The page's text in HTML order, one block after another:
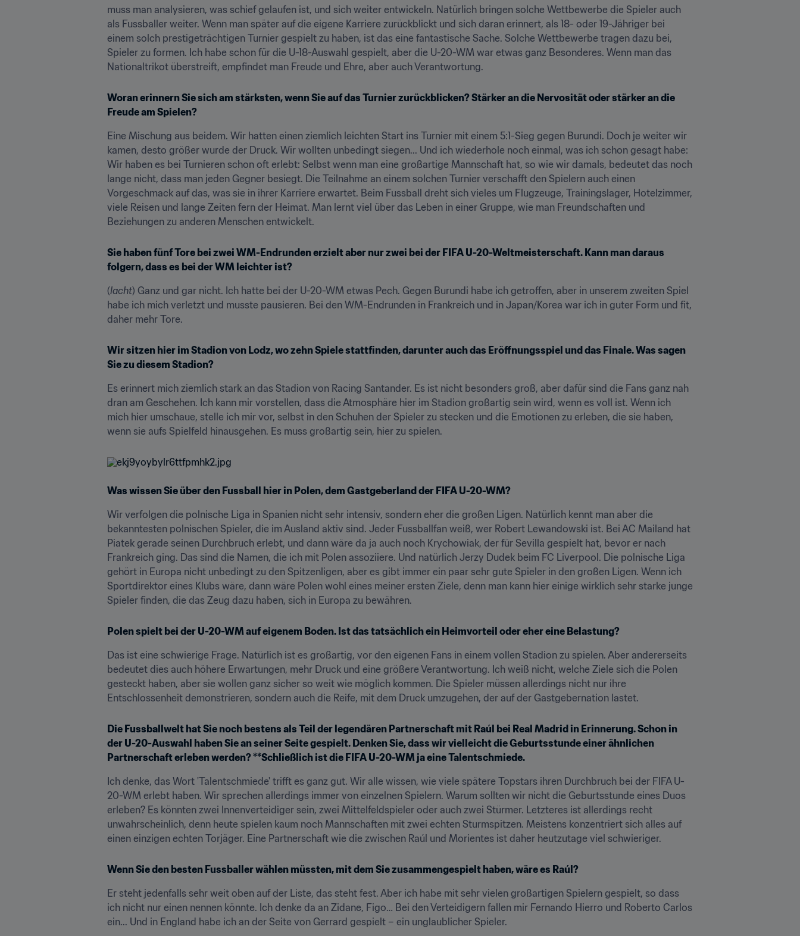
muss man analysieren, was schief gelaufen ist, und sich weiter entwickeln. Natürlich bringen solche Wettbewerbe die Spieler auch
als Fussballer weiter. Wenn man später auf die eigene Karriere zurückblickt und sich daran erinnert, als 18- oder 19-Jähriger bei
einem solch prestigeträchtigen Turnier gespielt zu haben, ist das eine fantastische Sache. Solche Wettbewerbe tragen dazu bei,
Spieler zu formen. Ich habe schon für die U-18-Auswahl gespielt, aber die U-20-WM war etwas ganz Besonderes. Wenn man das
Nationaltrikot überstreift, empfindet man Freude und Ehre, aber auch Verantwortung.
Woran erinnern Sie sich am stärksten, wenn Sie auf das Turnier zurückblicken? Stärker an die Nervosität oder stärker an die
Freude am Spielen?
Eine Mischung aus beidem. Wir hatten einen ziemlich leichten Start ins Turnier mit einem 5:1-Sieg gegen Burundi. Doch je weiter wir
kamen, desto größer wurde der Druck. Wir wollten unbedingt siegen... Und ich wiederhole noch einmal, was ich schon gesagt habe:
Wir haben es bei Turnieren schon oft erlebt: Selbst wenn man eine großartige Mannschaft hat, so wie wir damals, bedeutet das noch
lange nicht, dass man jeden Gegner besiegt. Die Teilnahme an einem solchen Turnier verschafft den Spielern auch einen
Vorgeschmack auf das, was sie in ihrer Karriere erwartet. Beim Fussball dreht sich vieles um Flugzeuge, Trainingslager, Hotelzimmer,
viele Reisen und lange Zeiten fern der Heimat. Man lernt viel über das Leben in einer Gruppe, wie man Freundschaften und
Beziehungen zu anderen Menschen entwickelt.
Sie haben fünf Tore bei zwei WM-Endrunden erzielt aber nur zwei bei der FIFA U-20-Weltmeisterschaft. Kann man daraus
folgern, dass es bei der WM leichter ist?
(lacht) Ganz und gar nicht. Ich hatte bei der U-20-WM etwas Pech. Gegen Burundi habe ich getroffen, aber in unserem zweiten Spiel
habe ich mich verletzt und musste pausieren. Bei den WM-Endrunden in Frankreich und in Japan/Korea war ich in guter Form und fit,
daher mehr Tore.
Wir sitzen hier im Stadion von Lodz, wo zehn Spiele stattfinden, darunter auch das Eröffnungsspiel und das Finale. Was sagen
Sie zu diesem Stadion?
Es erinnert mich ziemlich stark an das Stadion von Racing Santander. Es ist nicht besonders groß, aber dafür sind die Fans ganz nah
dran am Geschehen. Ich kann mir vorstellen, dass die Atmosphäre hier im Stadion großartig sein wird, wenn es voll ist. Wenn ich
mich hier umschaue, stelle ich mir vor, selbst in den Schuhen der Spieler zu stecken und die Emotionen zu erleben, die sie haben,
wenn sie aufs Spielfeld hinausgehen. Es muss großartig sein, hier zu spielen.
Was wissen Sie über den Fussball hier in Polen, dem Gastgeberland der FIFA U-20-WM?
Wir verfolgen die polnische Liga in Spanien nicht sehr intensiv, sondern eher die großen Ligen. Natürlich kennt man aber die
bekanntesten polnischen Spieler, die im Ausland aktiv sind. Jeder Fussballfan weiß, wer Robert Lewandowski ist. Bei AC Mailand hat
Piatek gerade seinen Durchbruch erlebt, und dann wäre da ja auch noch Krychowiak, der für Sevilla gespielt hat, bevor er nach
Frankreich ging. Das sind die Namen, die ich mit Polen assoziiere. Und natürlich Jerzy Dudek beim FC Liverpool. Die polnische Liga
gehört in Europa nicht unbedingt zu den Spitzenligen, aber es gibt immer ein paar sehr gute Spieler in den großen Ligen. Wenn ich
Sportdirektor eines Klubs wäre, dann wäre Polen wohl eines meiner ersten Ziele, denn man kann hier einige wirklich sehr starke junge
Spieler finden, die das Zeug dazu haben, sich in Europa zu bewähren.
Polen spielt bei der U-20-WM auf eigenem Boden. Ist das tatsächlich ein Heimvorteil oder eher eine Belastung?
Das ist eine schwierige Frage. Natürlich ist es großartig, vor den eigenen Fans in einem vollen Stadion zu spielen. Aber andererseits
bedeutet dies auch höhere Erwartungen, mehr Druck und eine größere Verantwortung. Ich weiß nicht, welche Ziele sich die Polen
gesteckt haben, aber sie wollen ganz sicher so weit wie möglich kommen. Die Spieler müssen allerdings nicht nur ihre
Entschlossenheit demonstrieren, sondern auch die Reife, mit dem Druck umzugehen, der auf der Gastgebernation lastet.
Die Fussballwelt hat Sie noch bestens als Teil der legendären Partnerschaft mit Raúl bei Real Madrid in Erinnerung. Schon in
der U-20-Auswahl haben Sie an seiner Seite gespielt. Denken Sie, dass wir vielleicht die Geburtsstunde einer ähnlichen
Partnerschaft erleben werden? **Schließlich ist die FIFA U-20-WM ja eine Talentschmiede.
Ich denke, das Wort 'Talentschmiede' trifft es ganz gut. Wir alle wissen, wie viele spätere Topstars ihren Durchbruch bei der FIFA U-
20-WM erlebt haben. Wir sprechen allerdings immer von einzelnen Spielern. Warum sollten wir nicht die Geburtsstunde eines Duos
erleben? Es könnten zwei Innenverteidiger sein, zwei Mittelfeldspieler oder auch zwei Stürmer. Letzteres ist allerdings recht
unwahrscheinlich, denn heute spielen kaum noch Mannschaften mit zwei echten Sturmspitzen. Meistens konzentriert sich alles auf
einen einzigen echten Torjäger. Eine Partnerschaft wie die zwischen Raúl und Morientes ist daher heutzutage viel schwieriger.
Wenn Sie den besten Fussballer wählen müssten, mit dem Sie zusammengespielt haben, wäre es Raúl?
Er steht jedenfalls sehr weit oben auf der Liste, das steht fest. Aber ich habe mit sehr vielen großartigen Spielern gespielt, so dass
ich nicht nur einen nennen könnte. Ich denke da an Zidane, Figo… Bei den Verteidigern fallen mir Fernando Hierro und Roberto Carlos
ein... Und in England habe ich an der Seite von Gerrard gespielt – ein unglaublicher Spieler.